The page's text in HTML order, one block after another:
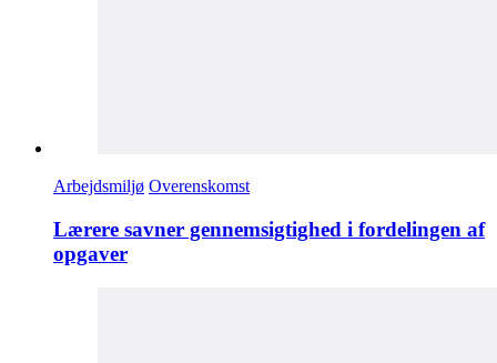
Arbejdsmiljø Overenskomst
Lærere savner gennemsigtighed i fordelingen af
opgaver